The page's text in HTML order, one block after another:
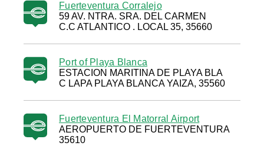
Fuerteventura Corralejo
59 AV. NTRA. SRA. DEL CARMEN
C.C ATLANTICO . LOCAL 35, 35660
Port of Playa Blanca
ESTACION MARITINA DE PLAYA BLA
C LAPA PLAYA BLANCA YAIZA, 35560
Fuerteventura El Matorral Airport
AEROPUERTO DE FUERTEVENTURA
35610